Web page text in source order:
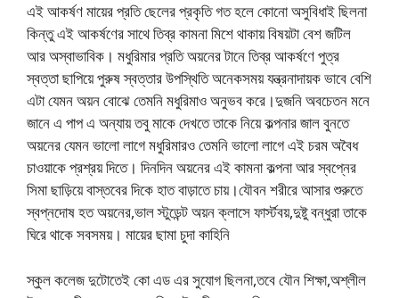
এই আকর্ষণ মায়ের প্রতি ছেলের প্রকৃতি গত হলে কোনো অসুবিধাই ছিলনা
কিন্তু এই আকর্ষণের সাথে তিব্র কামনা মিশে থাকায় বিষয়টা বেশ জটিল
আর অস্বাভাবিক। মধুরিমার প্রতি অয়নের টানে তিব্র আকর্ষণে পুত্র
স্বত্তা ছাপিয়ে পুরুষ স্বত্তার উপস্থিতি অনেকসময় যন্ত্রনাদায়ক ভাবে বেশি
এটা যেমন অয়ন বোঝে তেমনি মধুরিমাও অনুভব করে।দুজনি অবচেতন মনে
জানে এ পাপ এ অন্যায় তবু মাকে দেখতে তাকে নিয়ে কল্পনার জাল বুনতে
অয়নের যেমন ভালো লাগে মধুরিমারও তেমনি ভালো লাগে এই চরম অবৈধ
চাওয়াকে প্রশ্রয় দিতে। দিনদিন অয়নের এই কামনা কল্পনা আর স্বপ্নের
সিমা ছাড়িয়ে বাস্তবের দিকে হাত বাড়াতে চায়।যৌবন শরীরে আসার শুরুতে
স্বপ্নদোষ হত অয়নের,ভাল স্টুডেন্ট অয়ন ক্লাসে ফার্স্টবয়,দুষ্টু বন্ধুরা তাকে
ঘিরে থাকে সবসময়। মায়ের ছামা চুদা কাহিনি
স্কুল কলেজ দুটোতেই কো এড এর সুযোগ ছিলনা,তবে যৌন শিক্ষা,অশ্লীল